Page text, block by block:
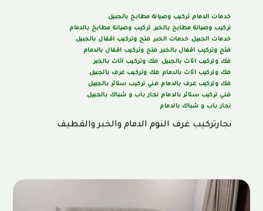
خدمات الدمام, تركيب وصيانة مطابخ بالجبيل,
تركيب وصيانة مطابخ بالخبر, تركيب وصيانة مطابخ بالدمام,
خدمات الجبيل, خدمات الخبر, فتح وتركيب اقفال بالجبيل,
فتح وتركيب اقفال بالخبر, فتح وتركيب اقفال بالدمام,
فك وتركيب اثاث بالجبيل, فك وتركيب اثاث بالخبر,
فك وتركيب اثاث بالدمام, فك وتركيب غرف بالجبيل,
فك وتركيب غرف بالدمام, فني تركيب ستائر بالجبيل,
فني تركيب ستائر بالدمام, نجار باب و شباك بالجبيل,
نجار باب و شباك بالدمام
نجارتركيب غرف النوم الدمام والخبر والقطيف